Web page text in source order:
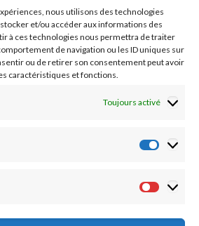
nous utilisons des technologies
et/ou accéder aux informations des
à ces technologies nous permettra de traiter
de navigation ou les ID uniques sur
ou de retirer son consentement peut avoir
caractéristiques et fonctions.
Toujours activé
lille.mssante.fr
lille@chu-lille.mssante.fr